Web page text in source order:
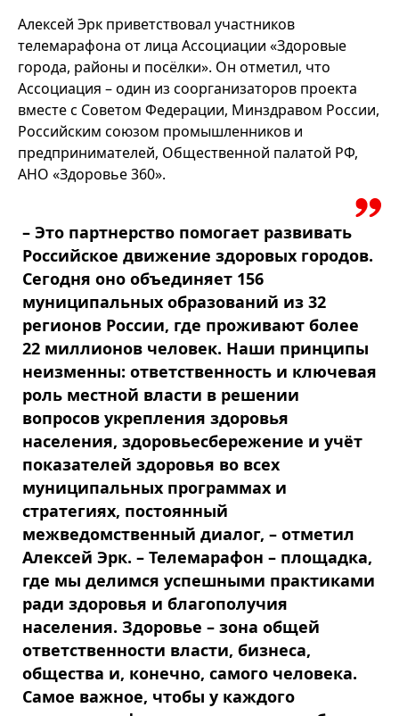
Алексей Эрк приветствовал участников
телемарафона от лица Ассоциации «Здоровые
города, районы и посёлки». Он отметил, что
Ассоциация – один из соорганизаторов проекта
вместе с Советом Федерации, Минздравом России,
Российским союзом промышленников и
предпринимателей, Общественной палатой РФ,
АНО «Здоровье 360».
– Это партнерство помогает развивать
Российское движение здоровых городов.
Сегодня оно объединяет 156
муниципальных образований из 32
регионов России, где проживают более
22 миллионов человек. Наши принципы
неизменны: ответственность и ключевая
роль местной власти в решении
вопросов укрепления здоровья
населения, здоровьесбережение и учёт
показателей здоровья во всех
муниципальных программах и
стратегиях, постоянный
межведомственный диалог, – отметил
Алексей Эрк. – Телемарафон – площадка,
где мы делимся успешными практиками
ради здоровья и благополучия
населения. Здоровье – зона общей
ответственности власти, бизнеса,
общества и, конечно, самого человека.
Самое важное, чтобы у каждого